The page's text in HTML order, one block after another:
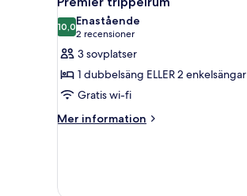
alla
foton
för
Premier
trippelrum
10,010,0 av 10
Enastående
2 recensioner
(2 recensioner)
3 sovplatser
1 dubbelsäng ELLER 2 enkelsängar
Gratis wi-fi
Mer information
Mer